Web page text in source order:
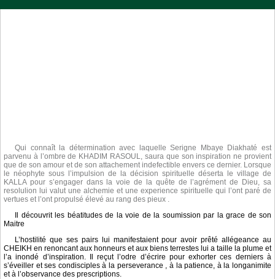
Qui connaît la détermination avec laquelle Serigne Mbaye Diakhaté est
parvenu à l’ombre de KHADIM RASOUL, saura que son inspiration ne provient
que de son amour et de son attachement indefectible envers ce dernier. Lorsque
le néophyte sous l’impulsion de la décision spirituelle déserta le village de
KALLA pour s’engager dans la voie de la quête de l’agrément de Dieu, sa
resolulion lui valut une alchemie et une experience spirituelle qui l’ont paré de
vertues et l’ont propulsé élevé au rang des pieux .
Il découvrit les béatitudes de la voie de la soumission par la grace de son
Maitre
L’hostilité que ses pairs lui manifestaient pour avoir prêté allégeance au
CHEIKH en renoncant aux honneurs et aux biens terrestes lui a taille la plume et
l’a inondé d’inspiration. Il reçut l’odre d’écrire pour exhorter ces derniers à
s’éveiller et ses condisciples à la perseverance , à la patience, à la longanimite
et à l’observance des prescriptions.